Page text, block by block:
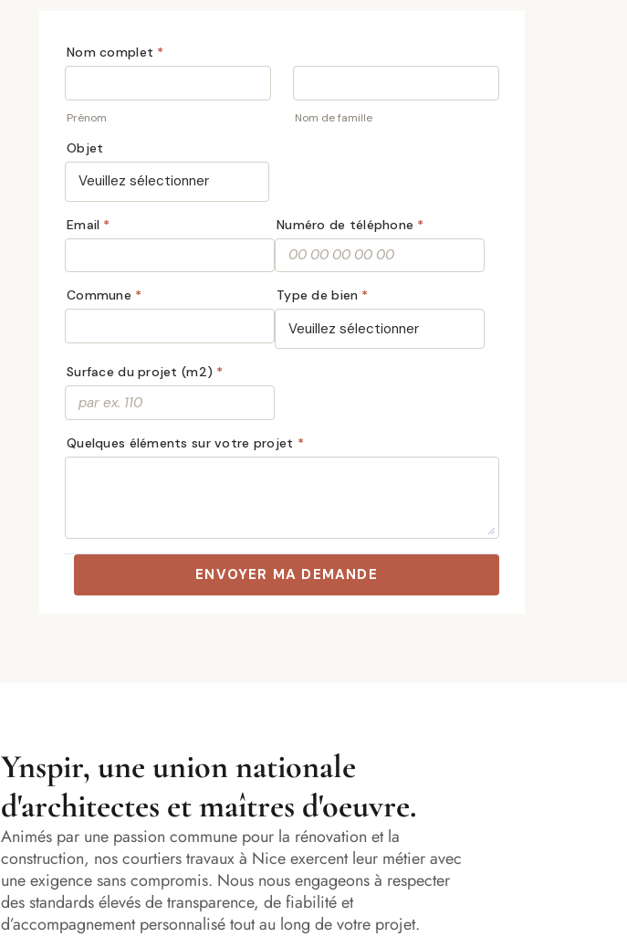
Ynspir, une union nationale
d'architectes et maîtres d'oeuvre.
Animés par une passion commune pour la rénovation et la
construction, nos courtiers travaux à Nice exercent leur métier avec
une exigence sans compromis. Nous nous engageons à respecter
des standards élevés de transparence, de fiabilité et
d’accompagnement personnalisé tout au long de votre projet.